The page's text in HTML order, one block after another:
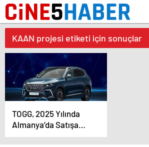
KAAN projesi etiketi için sonuçlar
TOGG, 2025 Yılında
Almanya’da Satışa
Çıkacak